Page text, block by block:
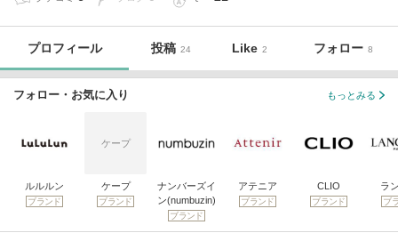
プロフィール 投稿 24 Like 2 フォロー 8
フォロー・お気に入り もっとみる
ルルルン
ブランド
ケープ
ケープ
ブランド
ナンバーズイ
ン(numbuzin)
ブランド
アテニア
ブランド
CLIO
ブランド
ラ
ブ